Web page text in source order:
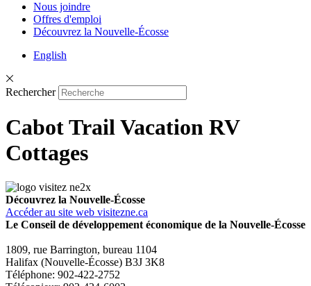
Nous joindre
Offres d'emploi
Découvrez la Nouvelle-Écosse
English
Rechercher
Cabot Trail Vacation RV
Cottages
Découvrez la Nouvelle-Écosse
Accéder au site web visitezne.ca
Le Conseil de développement économique de la Nouvelle-Écosse
1809, rue Barrington, bureau 1104
Halifax (Nouvelle-Écosse) B3J 3K8
Téléphone: 902-422-2752